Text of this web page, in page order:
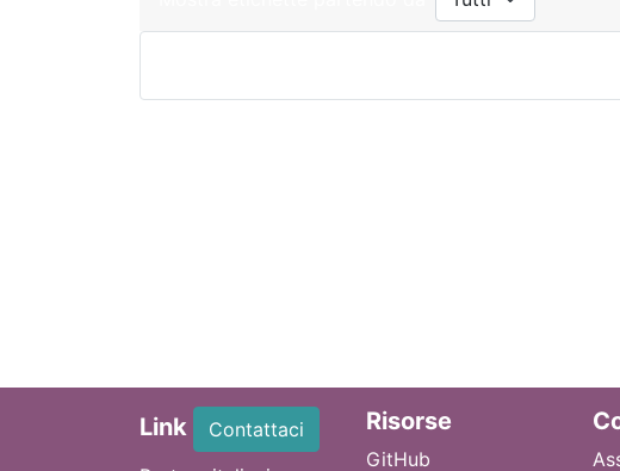
Link
Contattaci
Risorse
GitHub